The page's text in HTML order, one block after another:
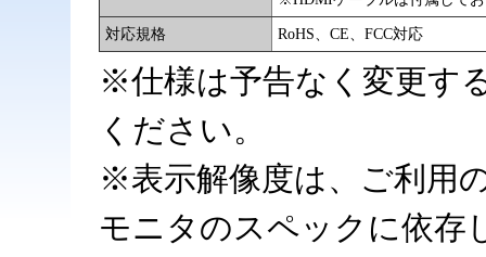
対応規格 RoHS、CE、FCC対応
※仕様は予告なく変更す
ください。
※表示解像度は、ご利用
モニタのスペックに依存